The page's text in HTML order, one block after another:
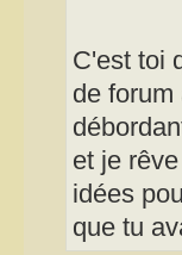
C'est toi
de
et je
idées
que tu